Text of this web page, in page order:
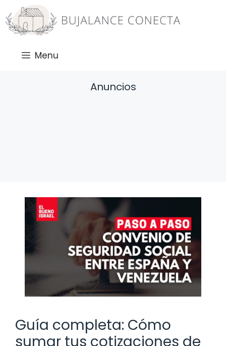
Saltar
al
contenido
Menu
Anuncios
Guía completa: Cómo
sumar tus cotizaciones de